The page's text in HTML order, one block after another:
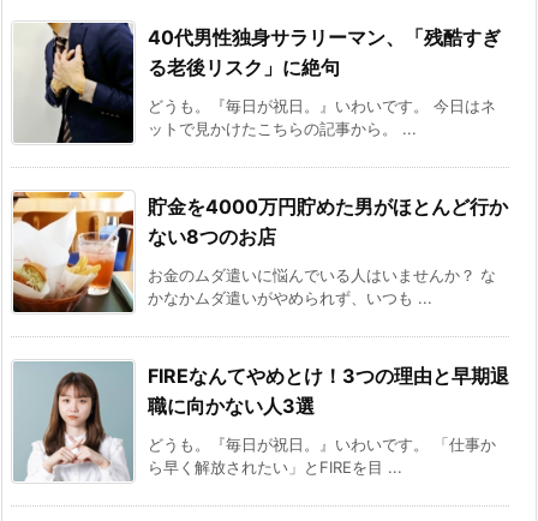
40代男性独身サラリーマン、「残酷すぎ
る老後リスク」に絶句
どうも。『毎日が祝日。』いわいです。 今日はネ
ットで見かけたこちらの記事から。 ...
貯金を4000万円貯めた男がほとんど行か
ない8つのお店
お金のムダ遣いに悩んでいる人はいませんか？ な
かなかムダ遣いがやめられず、いつも ...
FIREなんてやめとけ！3つの理由と早期退
職に向かない人3選
どうも。『毎日が祝日。』いわいです。 「仕事か
ら早く解放されたい」とFIREを目 ...